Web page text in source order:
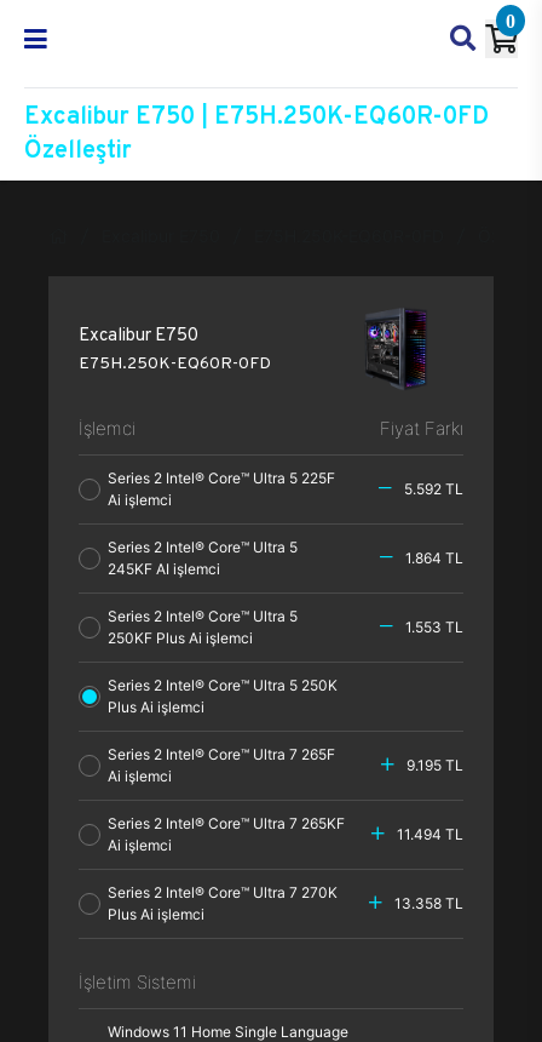
0
Excalibur E750 | E75H.250K-EQ60R-0FD
Özelleştir
Excalibur E750
E75H.250K-EQ60R-0FD
İşlemci Fiyat Farkı
Series 2 Intel® Core™ Ultra 5 225F
Ai işlemci
5.592 TL
Series 2 Intel® Core™ Ultra 5
245KF AI işlemci
1.864 TL
Series 2 Intel® Core™ Ultra 5
250KF Plus Ai işlemci
1.553 TL
Series 2 Intel® Core™ Ultra 5 250K
Plus Ai işlemci
Series 2 Intel® Core™ Ultra 7 265F
Ai işlemci
9.195 TL
Series 2 Intel® Core™ Ultra 7 265KF
Ai işlemci
11.494 TL
Series 2 Intel® Core™ Ultra 7 270K
Plus Ai işlemci
13.358 TL
İşletim Sistemi
Windows 11 Home Single Language